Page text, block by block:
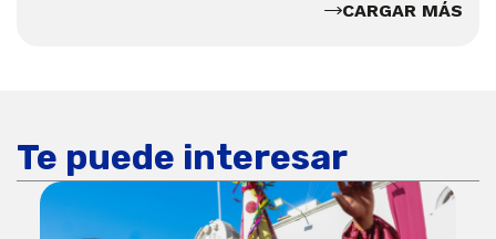
CARGAR MÁS
Te puede interesar